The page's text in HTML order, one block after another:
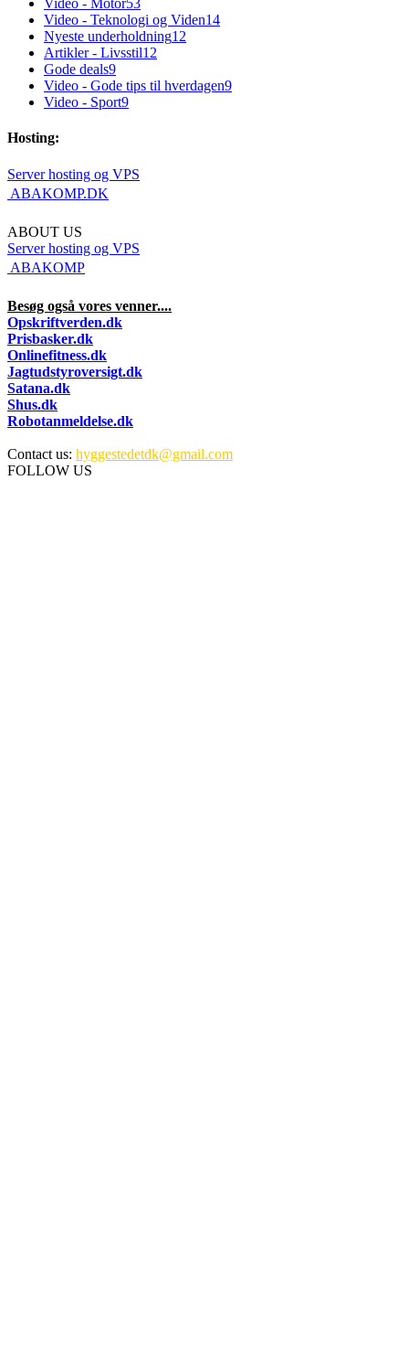
Video - Motor53
Video - Teknologi og Viden14
Nyeste underholdning12
Artikler - Livsstil12
Gode deals9
Video - Gode tips til hverdagen9
Video - Sport9
Hosting:
Server hosting og VPS
 ABAKOMP.DK
ABOUT US
Server hosting og VPS
 ABAKOMP
Besøg også vores venner....
Opskriftverden.dk
Prisbasker.dk
Onlinefitness.dk
Jagtudstyroversigt.dk
Satana.dk
Shus.dk
Robotanmeldelse.dk
Contact us: hyggestedetdk@gmail.com
FOLLOW US